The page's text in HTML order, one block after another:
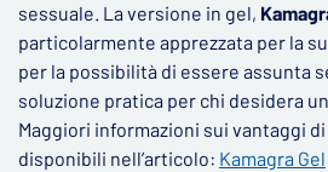
sessuale. La versione in gel,
particolarmente apprezzata per la
per la possibilità di essere assunta
soluzione pratica per chi desidera
Maggiori informazioni sui vantaggi
disponibili nell’articolo: Kamagra Gel